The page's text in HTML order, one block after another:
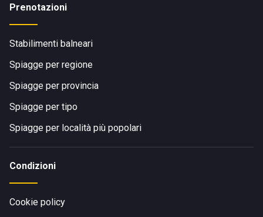
Prenotazioni
Stabilimenti balneari
Spiagge per regione
Spiagge per provincia
Spiagge per tipo
Spiagge per località più popolari
Condizioni
Cookie policy